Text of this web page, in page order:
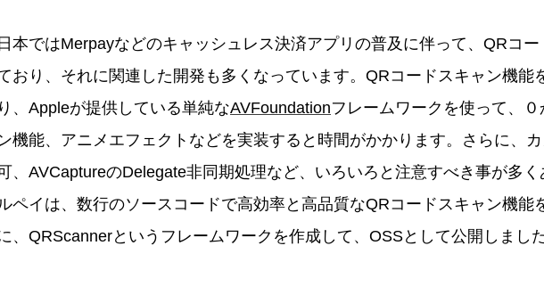
日本ではMerpayなどのキャッシュレス決済アプリの普及に伴って、QRコ
おり、それに関連した開発も多くなっています。QRコードスキャン機能
り、Appleが提供している単純なAVFoundationフレームワークを使って、
機能、アニメエフェクトなどを実装すると時間がかかります。さらに、
、AVCaptureのDelegate非同期処理など、いろいろと注意すべき事が多く
ペイは、数行のソースコードで高効率と高品質なQRコードスキャン機能
、QRScannerというフレームワークを作成して、OSSとして公開しました